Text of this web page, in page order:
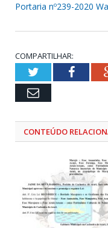
Portaria nº239-2020
COMPARTILHAR:
Twitter
Email
CONTEÚDO